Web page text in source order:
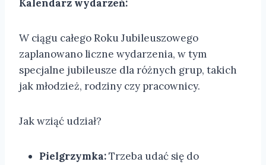
Kalendarz wydarzeń:
W ciągu całego Roku Jubileuszowego
zaplanowano liczne wydarzenia, w tym
specjalne jubileusze dla różnych grup, takich
jak młodzież, rodziny czy pracownicy.
Jak wziąć udział?
Pielgrzymka:Trzeba udać się do